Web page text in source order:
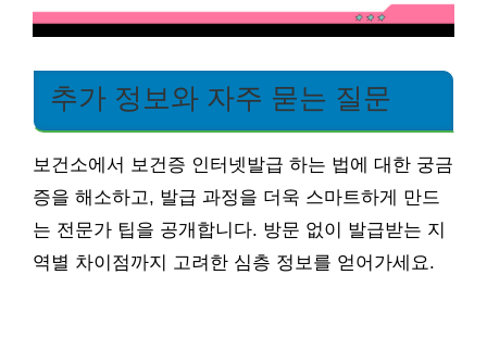
추가 정보와 자주 묻는 질문
보건소에서 보건증 인터넷발급 하는 법에 대한 궁금
증을 해소하고, 발급 과정을 더욱 스마트하게 만드
는 전문가 팁을 공개합니다. 방문 없이 발급받는 지
역별 차이점까지 고려한 심층 정보를 얻어가세요.